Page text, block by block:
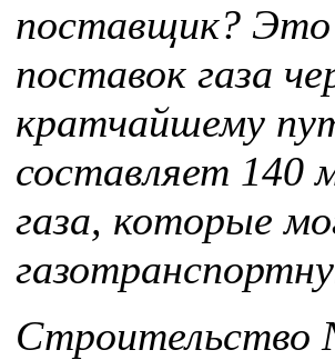
поставщик?
поставок газа
кратчайшему
составляет 140
газа, которые
Строительство